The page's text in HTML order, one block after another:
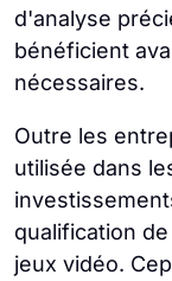
d'analyse
bénéficient
nécessaires.
Outre les
utilisée dans
qualification
jeux vidéo.